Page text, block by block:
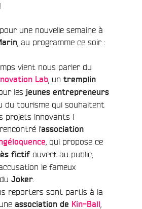
une nouvelle semaine à
, au programme ce soir :
vient nous parler du
Lab , untremplin
lesjeunes entrepreneurs
du tourisme qui souhaitent
projets innovants !
l’association
, qui propose ce
fictifouvert au public,
le fameux
duJoker
reporters sont partis à la
association de Kin-Ball